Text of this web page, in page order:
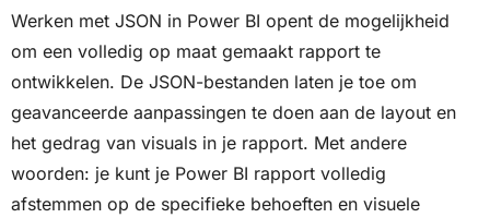
Werken met JSON in Power BI opent de mogelijkheid
om een volledig op maat gemaakt rapport te
ontwikkelen. De JSON-bestanden laten je toe om
geavanceerde aanpassingen te doen aan de layout en
het gedrag van visuals in je rapport. Met andere
woorden: je kunt je Power BI rapport volledig
afstemmen op de specifieke behoeften en visuele